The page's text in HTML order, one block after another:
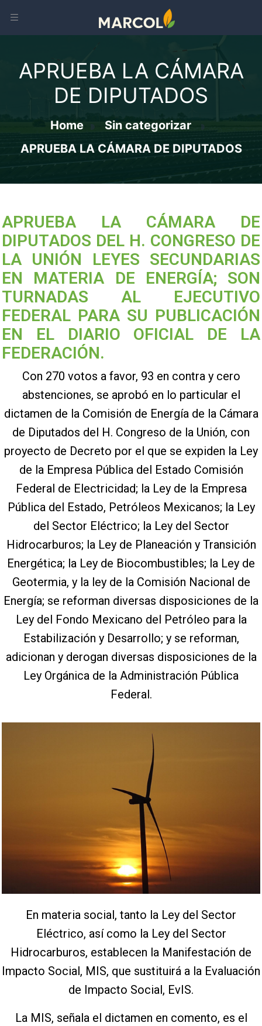
APRUEBA LA CÁMARA
DE DIPUTADOS
Home
Sin categorizar
APRUEBA LA CÁMARA DE DIPUTADOS
APRUEBA LA CÁMARA DE
DIPUTADOS DEL H. CONGRESO DE
LA UNIÓN LEYES SECUNDARIAS
EN MATERIA DE ENERGÍA; SON
TURNADAS AL EJECUTIVO
FEDERAL PARA SU PUBLICACIÓN
EN EL DIARIO OFICIAL DE LA
FEDERACIÓN.
Con 270 votos a favor, 93 en contra y cero
abstenciones, se aprobó en lo particular el
dictamen de la Comisión de Energía de la Cámara
de Diputados del H. Congreso de la Unión, con
proyecto de Decreto por el que se expiden la Ley
de la Empresa Pública del Estado Comisión
Federal de Electricidad; la Ley de la Empresa
Pública del Estado, Petróleos Mexicanos; la Ley
del Sector Eléctrico; la Ley del Sector
Hidrocarburos; la Ley de Planeación y Transición
Energética; la Ley de Biocombustibles; la Ley de
Geotermia, y la ley de la Comisión Nacional de
Energía; se reforman diversas disposiciones de la
Ley del Fondo Mexicano del Petróleo para la
Estabilización y Desarrollo; y se reforman,
adicionan y derogan diversas disposiciones de la
Ley Orgánica de la Administración Pública
Federal.
En materia social, tanto la Ley del Sector
Eléctrico, así como la Ley del Sector
Hidrocarburos, establecen la Manifestación de
Impacto Social, MIS, que sustituirá a la Evaluación
de Impacto Social, EvIS.
La MIS, señala el dictamen en comento, es el